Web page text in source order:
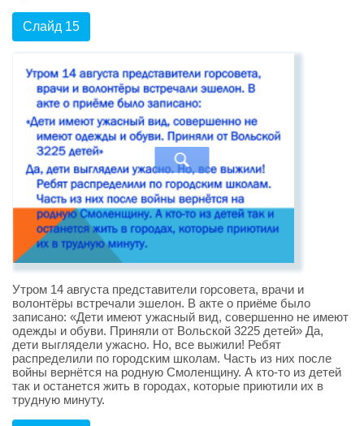
Слайд 15
Утром 14 августа представители горсовета, врачи и
волонтёры встречали эшелон. В акте о приёме было
записано: «Дети имеют ужасный вид, совершенно не имеют
одежды и обуви. Приняли от Вольской 3225 детей» Да,
дети выглядели ужасно. Но, все выжили! Ребят
распределили по городским школам. Часть из них после
войны вернётся на родную Смоленщину. А кто-то из детей
так и останется жить в городах, которые приютили их в
трудную минуту.